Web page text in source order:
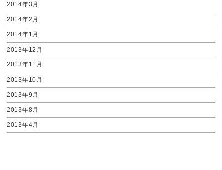
2014年3月
2014年2月
2014年1月
2013年12月
2013年11月
2013年10月
2013年9月
2013年8月
2013年4月